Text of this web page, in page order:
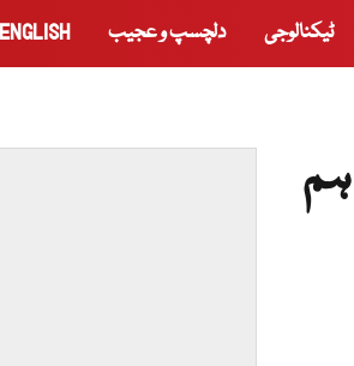
ٹیکنالوجی دلچسپ و عجیب